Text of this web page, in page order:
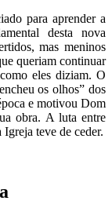
para aprender a
desta nova
mas meninos
queriam continuar
eles diziam. O
os olhos” dos
e motivou Dom
obra. A luta entre
teve de ceder.